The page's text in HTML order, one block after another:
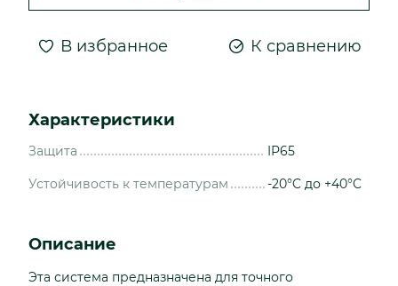
В избранное К сравнению
Характеристики
Защита IP65
Устойчивость к температурам -20°C до +40°C
Описание
Эта система предназначена для точного